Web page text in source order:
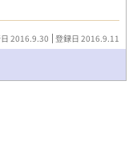
倒れていた怪しさ満
乗ったそいつは、見
らしてもロクに出来
連れてきた。 その日
以上無いほど最悪な
時を超え、種族を越
2016.9.30 登録日 2016.9.11